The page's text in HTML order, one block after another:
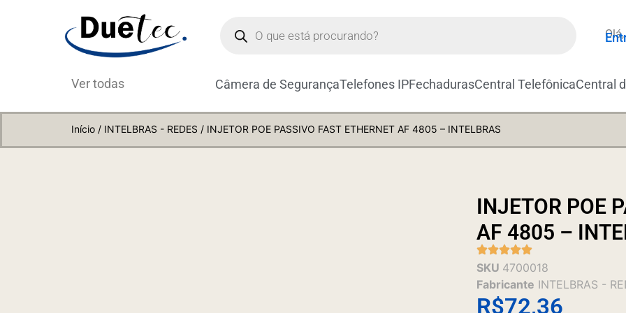
Ver todas Câmera de SegurançaTelefones IPFechadurasCentral TelefônicaCentral
Início / INTELBRAS - REDES / INJETOR POE PASSIVO FAST ETHERNET AF 4805 – INTELBRAS
INJETOR POE
AF 4805 –
SKU 4700018
Fabricante INTELBRAS -
R$72,36